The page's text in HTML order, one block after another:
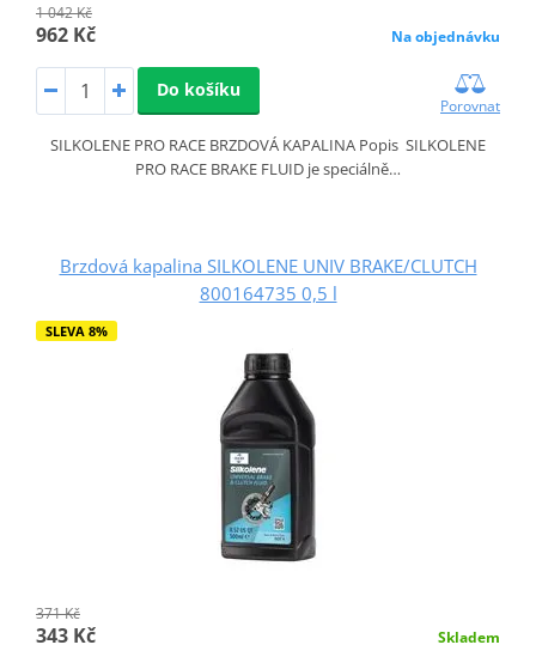
1 042 Kč
962 Kč Na objednávku
Do košíku
Porovnat
SILKOLENE PRO RACE BRZDOVÁ KAPALINA Popis SILKOLENE
PRO RACE BRAKE FLUID je speciálně…
Brzdová kapalina SILKOLENE UNIV BRAKE/CLUTCH
800164735 0,5 l
SLEVA 8%
371 Kč
343 Kč Skladem